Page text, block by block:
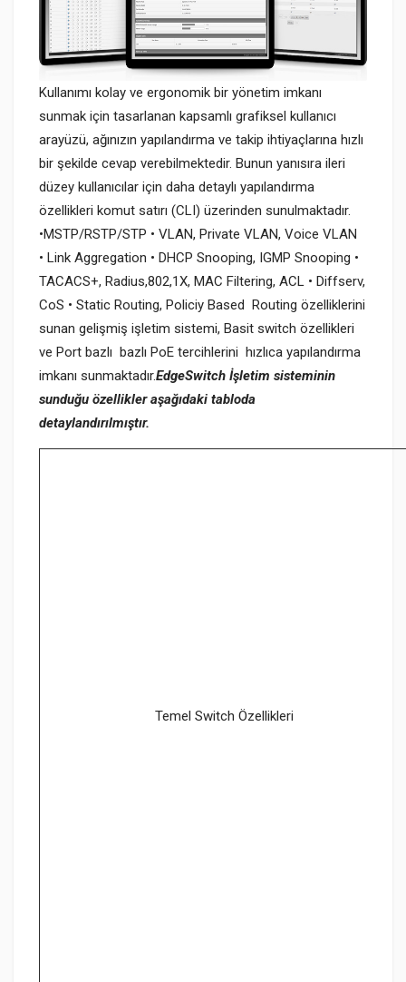
Kullanımı kolay ve ergonomik bir yönetim imkanı
sunmak için tasarlanan kapsamlı grafiksel kullanıcı
arayüzü, ağınızın yapılandırma ve takip ihtiyaçlarına hızlı
bir şekilde cevap verebilmektedir. Bunun yanısıra ileri
düzey kullanıcılar için daha detaylı yapılandırma
özellikleri komut satırı (CLI) üzerinden sunulmaktadır.
•MSTP/RSTP/STP • VLAN, Private VLAN, Voice VLAN
• Link Aggregation • DHCP Snooping, IGMP Snooping •
TACACS+, Radius,802,1X, MAC Filtering, ACL • Diffserv,
CoS • Static Routing, Policiy Based Routing özelliklerini
sunan gelişmiş işletim sistemi, Basit switch özellikleri
ve Port bazlı bazlı PoE tercihlerini hızlıca yapılandırma
imkanı sunmaktadır.EdgeSwitch İşletim sisteminin
sunduğu özellikler aşağıdaki tabloda
detaylandırılmıştır.
Temel Switch Özellikleri